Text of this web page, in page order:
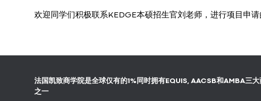
欢迎同学们积极联系KEDGE本硕招生官刘老师，进行项目申请
法国凯致商学院是全球仅有的1%同时拥有EQUIS, AACSB和AMBA三
之一